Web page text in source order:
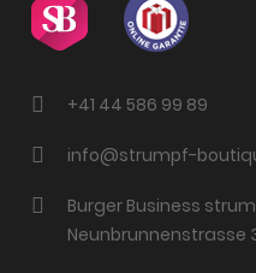
+41 44 586 99 89
info@strumpf-
Burger Business
Neunbrunnenstrasse